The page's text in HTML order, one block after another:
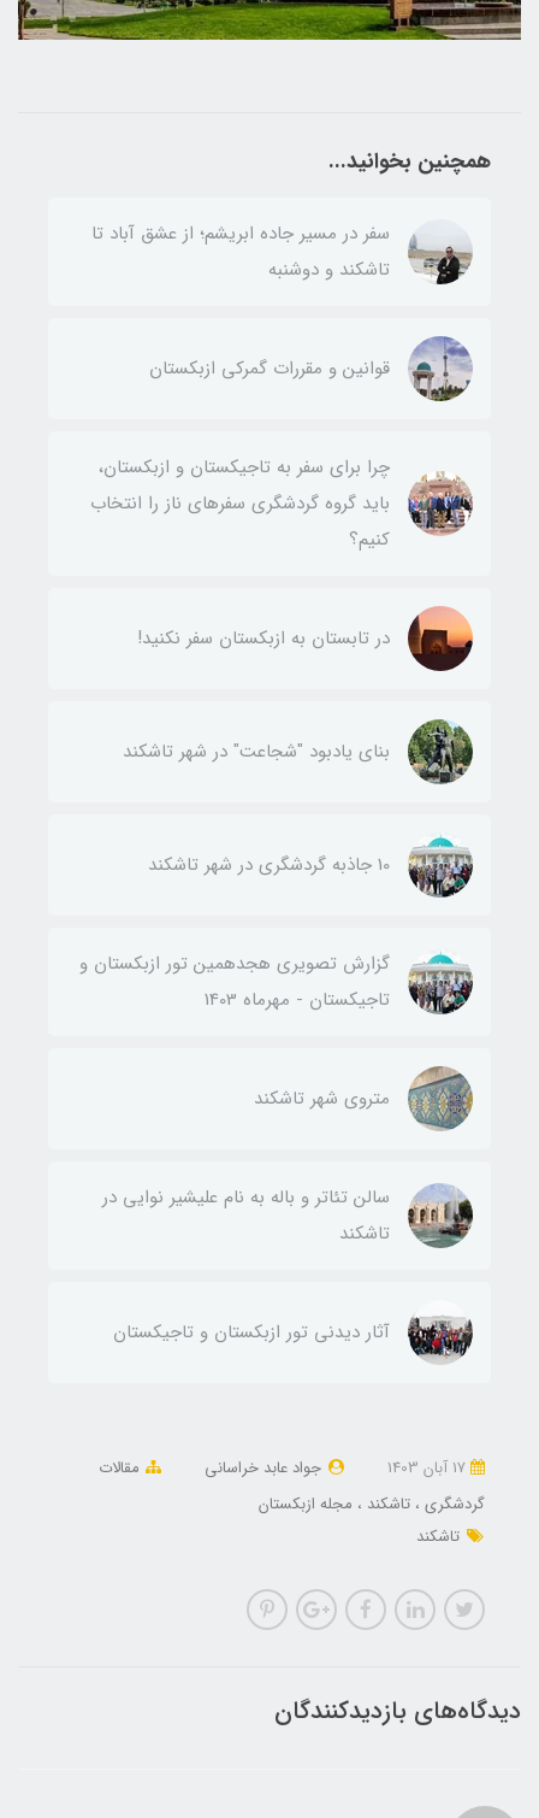
همچنین بخوانید...
سفر در مسیر جاده ابریشم؛ از عشق آباد تا
تاشکند و دوشنبه
قوانین و مقررات گمرکی ازبکستان
چرا برای سفر به تاجیکستان و ازبکستان،
باید گروه گردشگری سفرهای ناز را انتخاب
کنیم؟
در تابستان به ازبکستان سفر نکنید!
بنای یادبود "شجاعت" در شهر تاشکند
10 جاذبه گردشگری در شهر تاشکند
گزارش تصویری هجدهمین تور ازبکستان و
تاجیکستان - مهرماه 1403
متروی شهر تاشکند
سالن تئاتر و باله به نام علیشیر نوایی در
تاشکند
آثار دیدنی تور ازبکستان و تاجیکستان
جواد عابد خراسانی
مقالات
گردشگری تاشکند
مجله ازبکستان
تاشکند
دیدگاه‌های بازدیدکنندگان